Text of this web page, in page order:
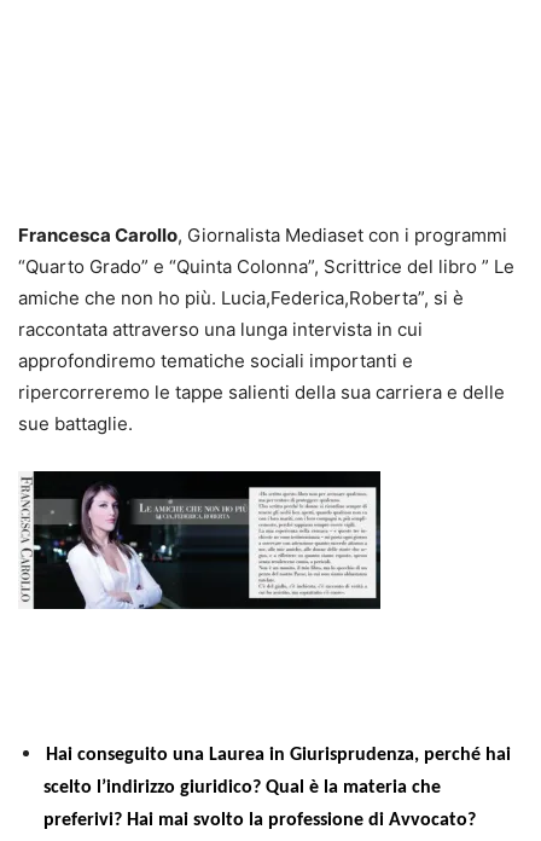
Francesca Carollo, Giornalista Mediaset con i programmi
“Quarto Grado” e “Quinta Colonna”, Scrittrice del libro ” Le
amiche che non ho più. Lucia,Federica,Roberta”, si è
raccontata attraverso una lunga intervista in cui
approfondiremo tematiche sociali importanti e
ripercorreremo le tappe salienti della sua carriera e delle
sue battaglie.
Hai conseguito una Laurea in Giurisprudenza, perché hai
scelto l’indirizzo giuridico? Qual è la materia che
preferivi? Hai mai svolto la professione di Avvocato?